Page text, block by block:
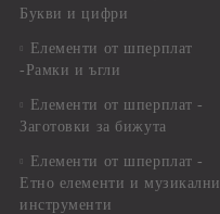
Букви и цифри
Елементи от шперплат
-Рамки и ъгли
Елементи от шперплат -
Заготовки за бижута
Елементи от шперплат -
Етно елементи и музикални
инструменти